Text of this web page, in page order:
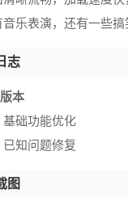
乐表演，还有一些
志
本
基础功能优化
知问题修复
图